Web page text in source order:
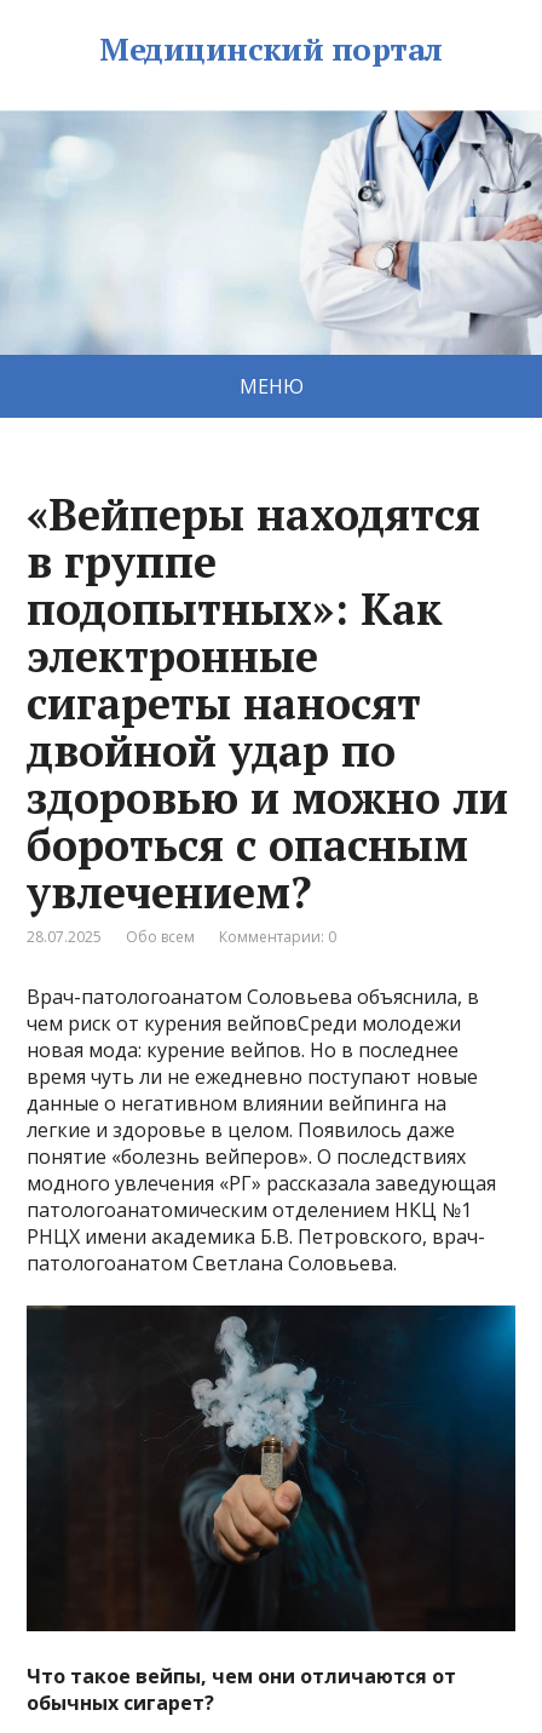
Медицинский портал
МЕНЮ
«Вейперы находятся
в группе
подопытных»: Как
электронные
сигареты наносят
двойной удар по
здоровью и можно ли
бороться с опасным
увлечением?
28.07.2025 Обо всем Комментарии: 0
Врач-патологоанатом Соловьева объяснила, в
чем риск от курения вейповСреди молодежи
новая мода: курение вейпов. Но в последнее
время чуть ли не ежедневно поступают новые
данные о негативном влиянии вейпинга на
легкие и здоровье в целом. Появилось даже
понятие «болезнь вейперов». О последствиях
модного увлечения «РГ» рассказала заведующая
патологоанатомическим отделением НКЦ №1
РНЦХ имени академика Б.В. Петровского, врач-
патологоанатом Светлана Соловьева.
Что такое вейпы, чем они отличаются от
обычных сигарет?